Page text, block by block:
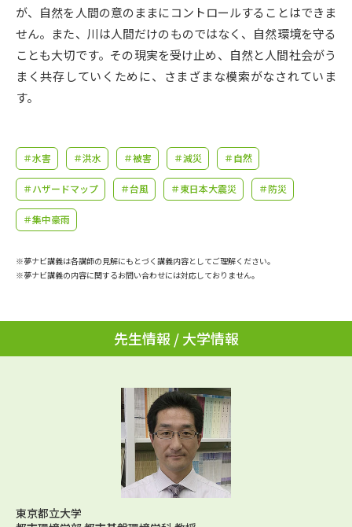
新生活お役立ちガイド
学問発見 学問検索
学問のミニ講義「夢ナビ講義」 学問分野解説
学問の教科書
ユーザーサポート
お支払いについて
個人情報取扱規定
テレメール進学カタログ
訂正のご案内
が、自然を人間の意のままにコントロールすることはできま
せん。また、川は人間だけのものではなく、自然環境を守る
ことも大切です。その現実を受け止め、自然と人間社会がう
まく共存していくために、さまざまな模索がなされていま
す。
＃水害 ＃洪水 ＃被害 ＃減災 ＃自然
＃ハザードマップ ＃台風 ＃東日本大震災 ＃防災
＃集中豪雨
※夢ナビ講義は各講師の見解にもとづく講義内容としてご理解ください。
※夢ナビ講義の内容に関するお問い合わせには対応しておりません。
先生情報 / 大学情報
東京都立大学